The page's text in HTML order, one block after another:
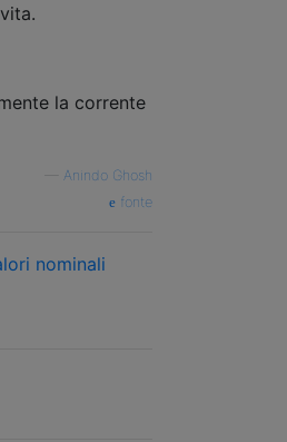
la corrente
Anindo Ghosh
fonte
nominali